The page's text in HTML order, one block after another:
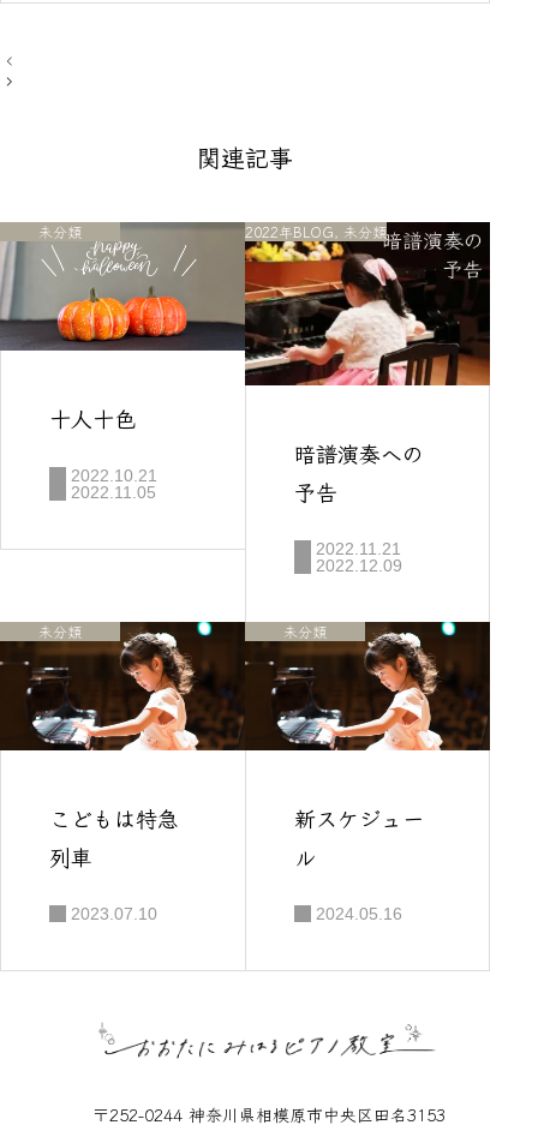
投
稿
関連記事
未分類
十人十色
2022.10.21
2022.11.05
2022年BLOG 未分類
暗譜演奏への
予告
2022.11.21
2022.12.09
未分類
こどもは特急
列車
2023.07.10
未分類
新スケジュー
ル
2024.05.16
〒252-0244 神奈川県相模原市中央区田名3153